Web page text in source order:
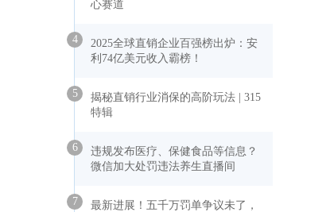
心赛道
4
2025全球直销企业百强榜出炉：安
利74亿美元收入霸榜！
5
揭秘直销行业消保的高阶玩法 | 315
特辑
6
违规发布医疗、保健食品等信息？
微信加大处罚违法养生直播间
7
最新进展！五千万罚单争议未了，